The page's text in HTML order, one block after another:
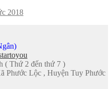
2018
( Thứ 2 đến thứ 7 )
Phước Lộc , Huyện Tuy Phước